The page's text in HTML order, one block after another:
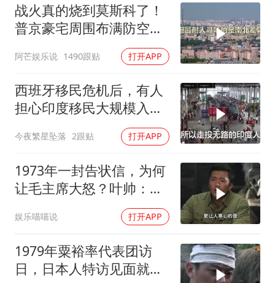
我国外贸延续良好增长态势
夯实基础开新局
战火真的烧到莫斯科了！
普京豪宅周围布满防空
塔，大战一触即发2
阿芒娱乐说 1490跟贴 打开APP
西班牙移民危机后，有人
担心印度移民大规模入侵
今夜繁星坠落 2跟贴 打开APP
1973年一封告状信，为何
让毛主席大怒？叶帅：杀
娱乐喵喵说 打开APP
1979年粟裕率代表团访
日，日本人特访见面就喊